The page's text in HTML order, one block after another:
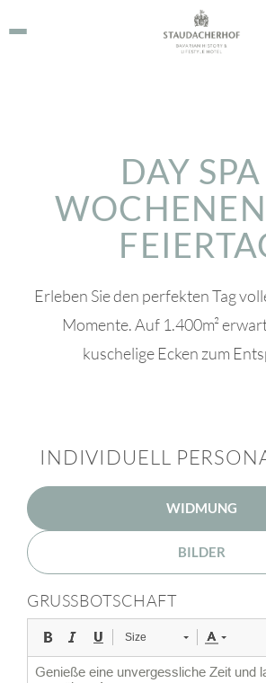
DAY
Erleben Sie den perfekten Tag
Momente. Auf 1.400m²
kuschelige Ecken zum
INDIVIDUELL
WIDMUNG
BILDER
GRUSSBOTSCHAFT
Size